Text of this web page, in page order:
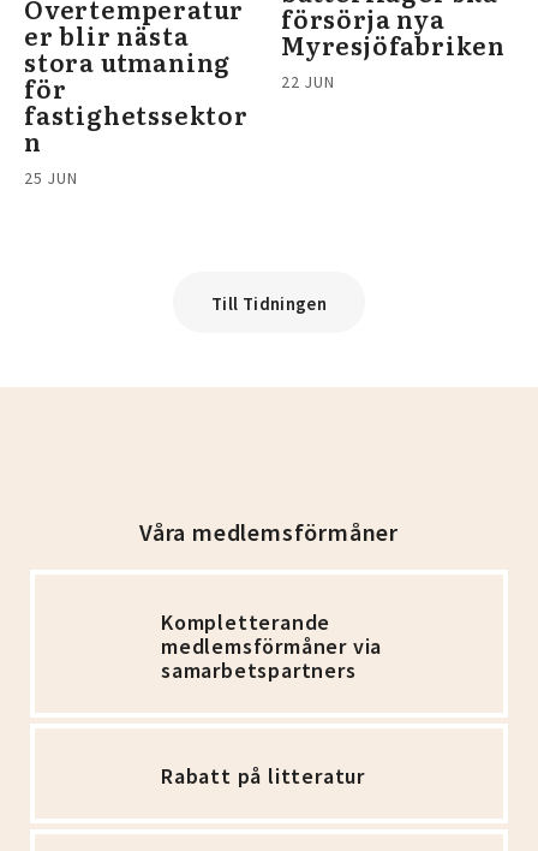
Övertemperatur
er blir nästa
stora utmaning
för
fastighetssektor
n
25 JUN
försörja nya
Myresjöfabriken
22 JUN
Till Tidningen
Våra medlemsförmåner
Kompletterande
medlemsförmåner via
samarbetspartners
Rabatt på litteratur